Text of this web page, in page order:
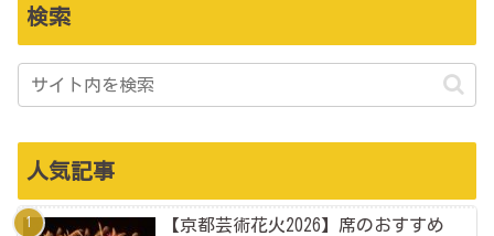
検索
人気記事
【京都芸術花火2026】席のおすすめ